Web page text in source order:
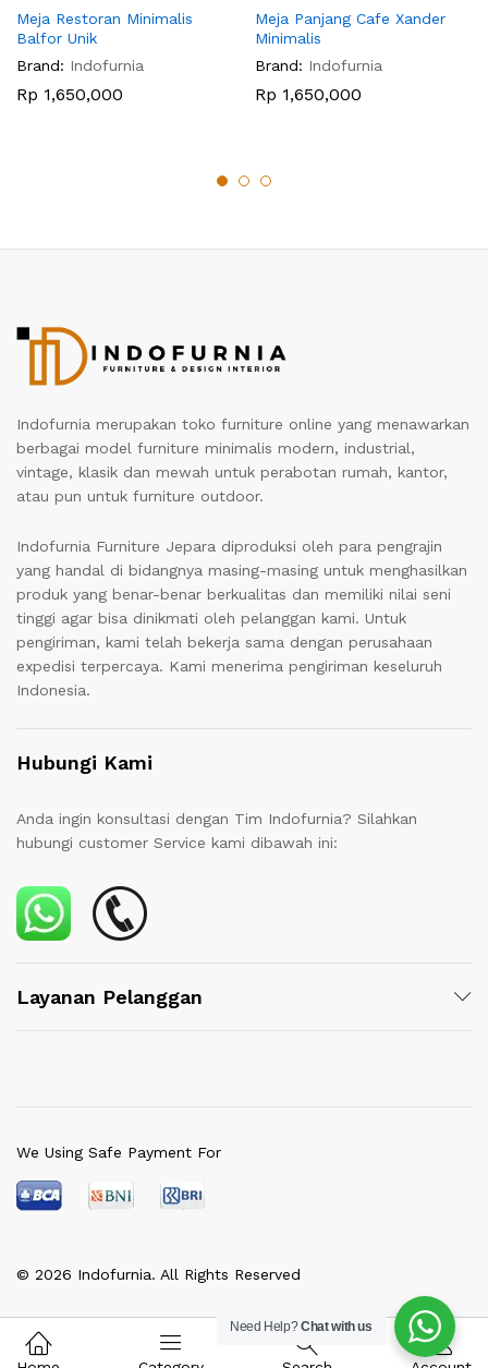
Meja Restoran Minimalis
Balfor Unik
Brand: Indofurnia
Rp 1,650,000
Meja Panjang Cafe Xander
Minimalis
Brand: Indofurnia
Rp 1,650,000
Indofurnia merupakan toko furniture online yang menawarkan
berbagai model furniture minimalis modern, industrial,
vintage, klasik dan mewah untuk perabotan rumah, kantor,
atau pun untuk furniture outdoor.
Indofurnia Furniture Jepara diproduksi oleh para pengrajin
yang handal di bidangnya masing-masing untuk menghasilkan
produk yang benar-benar berkualitas dan memiliki nilai seni
tinggi agar bisa dinikmati oleh pelanggan kami. Untuk
pengiriman, kami telah bekerja sama dengan perusahaan
expedisi terpercaya. Kami menerima pengiriman keseluruh
Indonesia.
Hubungi Kami
Anda ingin konsultasi dengan Tim Indofurnia? Silahkan
hubungi customer Service kami dibawah ini:
Layanan Pelanggan
© 2026 Indofurnia. All Rights Reserved
We Using Safe Payment For
Need Help?Chat with us